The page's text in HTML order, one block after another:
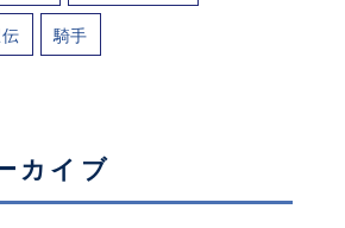
騎手
カイブ